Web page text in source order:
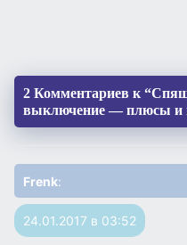
2 Комментариев к
выключение — плюсы и
Frenk:
24.01.2017 в 03:52